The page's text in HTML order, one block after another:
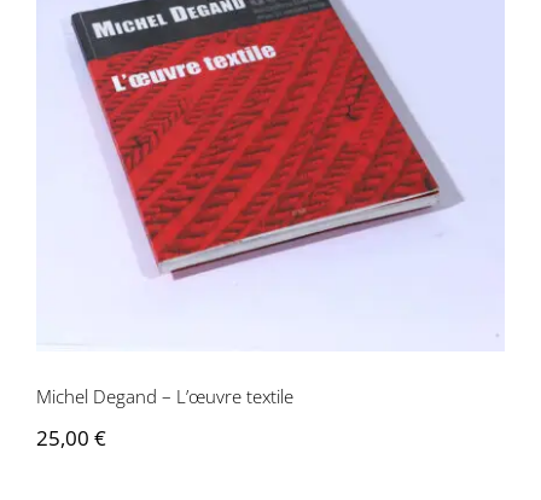
Michel Degand – L’œuvre textile
Michel Degand – L’œuvre textile
25,00 €